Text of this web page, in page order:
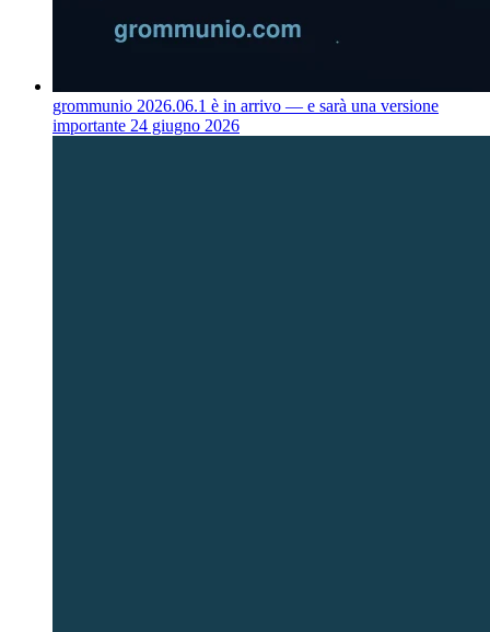
grommunio 2026.06.1 è in arrivo — e sarà una versione
importante 24 giugno 2026